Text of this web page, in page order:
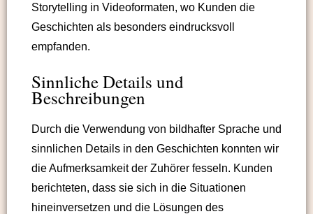
Storytelling in Videoformaten, wo Kunden die
Geschichten als besonders eindrucksvoll
empfanden.
Sinnliche Details und
Beschreibungen
Durch die Verwendung von bildhafter Sprache und
sinnlichen Details in den Geschichten konnten wir
die Aufmerksamkeit der Zuhörer fesseln. Kunden
berichteten, dass sie sich in die Situationen
hineinversetzen und die Lösungen des